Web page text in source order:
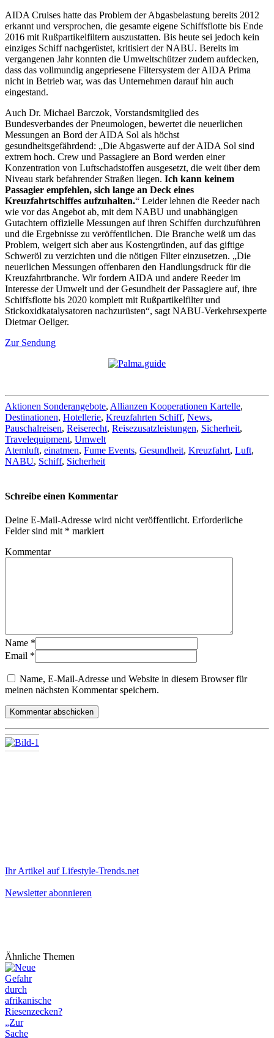
AIDA Cruises hatte das Problem der Abgasbelastung bereits 2012
erkannt und versprochen, die gesamte eigene Schiffsflotte bis Ende
2016 mit Rußpartikelfiltern auszustatten. Bis heute sei jedoch kein
einziges Schiff nachgerüstet, kritisiert der NABU. Bereits im
vergangenen Jahr konnten die Umweltschützer zudem aufdecken,
dass das vollmundig angepriesene Filtersystem der AIDA Prima
nicht in Betrieb war, was das Unternehmen darauf hin auch
eingestand.
Auch Dr. Michael Barczok, Vorstandsmitglied des
Bundesverbandes der Pneumologen, bewertet die neuerlichen
Messungen an Bord der AIDA Sol als höchst
gesundheitsgefährdend: „Die Abgaswerte auf der AIDA Sol sind
extrem hoch. Crew und Passagiere an Bord werden einer
Konzentration von Luftschadstoffen ausgesetzt, die weit über dem
Niveau stark befahrender Straßen liegen. Ich kann keinem
Passagier empfehlen, sich lange an Deck eines
Kreuzfahrtschiffes aufzuhalten.“ Leider lehnen die Reeder nach
wie vor das Angebot ab, mit dem NABU und unabhängigen
Gutachtern offizielle Messungen auf ihren Schiffen durchzuführen
und die Ergebnisse zu veröffentlichen. Die Branche weiß um das
Problem, weigert sich aber aus Kostengründen, auf das giftige
Schweröl zu verzichten und die nötigen Filter einzusetzen. „Die
neuerlichen Messungen offenbaren den Handlungsdruck für die
Kreuzfahrtbranche. Wir fordern AIDA und andere Reeder im
Interesse der Umwelt und der Gesundheit der Passagiere auf, ihre
Schiffsflotte bis 2020 komplett mit Rußpartikelfilter und
Stickoxidkatalysatoren nachzurüsten“, sagt NABU-Verkehrsexperte
Dietmar Oeliger.
Zur Sendung
Aktionen Sonderangebote, Allianzen Kooperationen Kartelle,
Destinationen, Hotellerie, Kreuzfahrten Schiff, News,
Pauschalreisen, Reiserecht, Reisezusatzleistungen, Sicherheit,
Travelequipment, Umwelt
Atemluft, einatmen, Fume Events, Gesundheit, Kreuzfahrt, Luft,
NABU, Schiff, Sicherheit
Schreibe einen Kommentar
Deine E-Mail-Adresse wird nicht veröffentlicht. Erforderliche
Felder sind mit * markiert
Kommentar
Name *
Email *
Name, E-Mail-Adresse und Website in diesem Browser für
meinen nächsten Kommentar speichern.
Ihr Artikel auf Lifestyle-Trends.net
Newsletter abonnieren
Ähnliche Themen